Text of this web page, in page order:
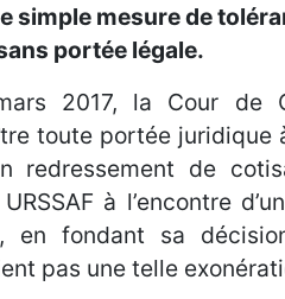
e simple mesure de
portée légale.
2017, la Cour de
toute portée
redressement de
à l’encontre
en fondant sa
pas une telle